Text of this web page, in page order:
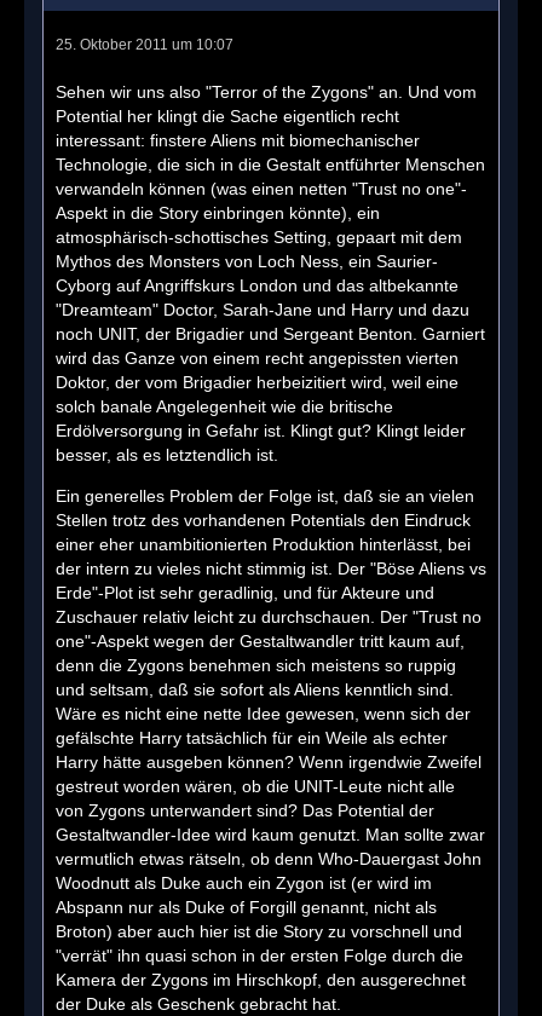
25. Oktober 2011 um 10:07
Sehen wir uns also "Terror of the Zygons" an. Und vom
Potential her klingt die Sache eigentlich recht
interessant: finstere Aliens mit biomechanischer
Technologie, die sich in die Gestalt entführter Menschen
verwandeln können (was einen netten "Trust no one"-
Aspekt in die Story einbringen könnte), ein
atmosphärisch-schottisches Setting, gepaart mit dem
Mythos des Monsters von Loch Ness, ein Saurier-
Cyborg auf Angriffskurs London und das altbekannte
"Dreamteam" Doctor, Sarah-Jane und Harry und dazu
noch UNIT, der Brigadier und Sergeant Benton. Garniert
wird das Ganze von einem recht angepissten vierten
Doktor, der vom Brigadier herbeizitiert wird, weil eine
solch banale Angelegenheit wie die britische
Erdölversorgung in Gefahr ist. Klingt gut? Klingt leider
besser, als es letztendlich ist.
Ein generelles Problem der Folge ist, daß sie an vielen
Stellen trotz des vorhandenen Potentials den Eindruck
einer eher unambitionierten Produktion hinterlässt, bei
der intern zu vieles nicht stimmig ist. Der "Böse Aliens vs
Erde"-Plot ist sehr geradlinig, und für Akteure und
Zuschauer relativ leicht zu durchschauen. Der "Trust no
one"-Aspekt wegen der Gestaltwandler tritt kaum auf,
denn die Zygons benehmen sich meistens so ruppig
und seltsam, daß sie sofort als Aliens kenntlich sind.
Wäre es nicht eine nette Idee gewesen, wenn sich der
gefälschte Harry tatsächlich für ein Weile als echter
Harry hätte ausgeben können? Wenn irgendwie Zweifel
gestreut worden wären, ob die UNIT-Leute nicht alle
von Zygons unterwandert sind? Das Potential der
Gestaltwandler-Idee wird kaum genutzt. Man sollte zwar
vermutlich etwas rätseln, ob denn Who-Dauergast John
Woodnutt als Duke auch ein Zygon ist (er wird im
Abspann nur als Duke of Forgill genannt, nicht als
Broton) aber auch hier ist die Story zu vorschnell und
"verrät" ihn quasi schon in der ersten Folge durch die
Kamera der Zygons im Hirschkopf, den ausgerechnet
der Duke als Geschenk gebracht hat.